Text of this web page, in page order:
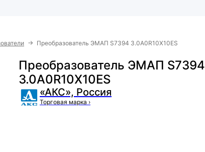
→ Преобразователь ЭMAП S7394 3.0A0R10X10ES
Преобразователь ЭMAП S7394
3.0A0R10X10ES
«АКС», Россия
Торговая марка ›